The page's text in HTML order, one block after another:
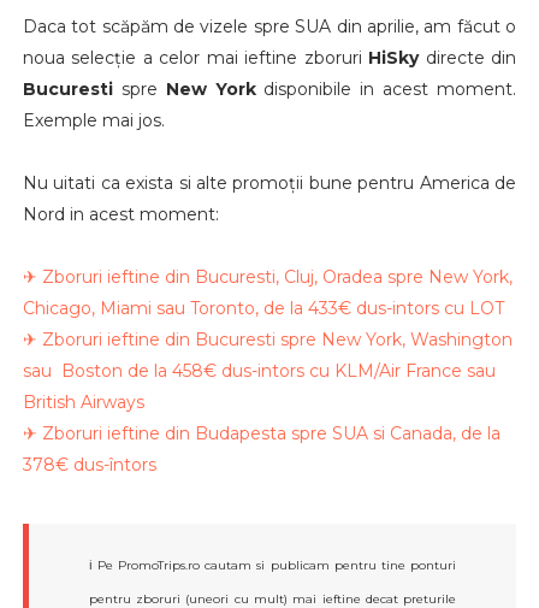
Daca tot scăpăm de vizele spre SUA din aprilie, am făcut o
noua selecție a celor mai ieftine zboruri HiSkydirecte din
Bucuresti spre New York disponibile in acest moment.
Exemple mai jos.
Nu uitati ca exista si alte promoții bune pentru America de
Nord in acest moment:
✈ Zboruri ieftine din Bucuresti, Cluj, Oradea spre New York,
Chicago, Miami sau Toronto, de la 433€ dus-intors cu LOT
✈ Zboruri ieftine din Bucuresti spre New York, Washington
sau Boston de la 458€ dus-intors cu KLM/Air France sau
British Airways
✈ Zboruri ieftine din Budapesta spre SUA si Canada, de la
378€ dus-întors
ℹ️ Pe PromoTrips.ro cautam si publicam pentru tine ponturi
pentru zboruri (uneori cu mult) mai ieftine decat preturile